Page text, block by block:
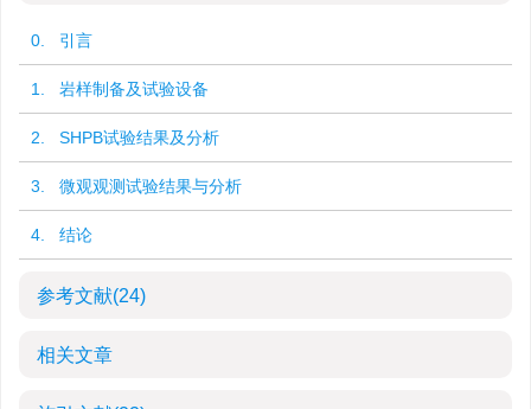
0. 引言
1. 岩样制备及试验设备
2. SHPB试验结果及分析
3. 微观观测试验结果与分析
4. 结论
参考文献(24)
相关文章